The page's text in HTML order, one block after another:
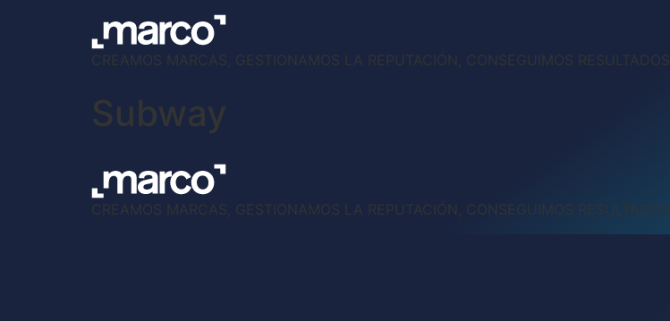
CREAMOS MARCAS, GESTIONAMOS LA REPUTACIÓN, CONSEGUIMOS RESULTADOS
Subway
CREAMOS MARCAS, GESTIONAMOS LA REPUTACIÓN, CONSEGUIMOS RESULTADOS